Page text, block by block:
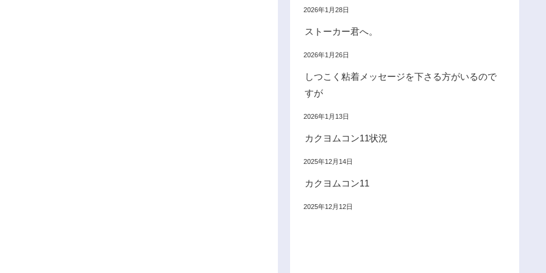
2026年1月28日
ストーカー君へ。
2026年1月26日
しつこく粘着メッセージを下さる方がいるので
すが
2026年1月13日
カクヨムコン11状況
2025年12月14日
カクヨムコン11
2025年12月12日